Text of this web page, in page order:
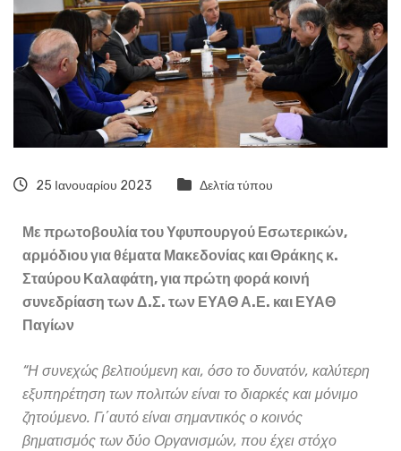
25 Ιανουαρίου 2023 Δελτία τύπου
Με πρωτοβουλία του Υφυπουργού Εσωτερικών,
αρμόδιου για θέματα Μακεδονίας και Θράκης κ.
Σταύρου Καλαφάτη, για πρώτη φορά κοινή
συνεδρίαση των Δ.Σ. των ΕΥΑΘ Α.Ε. και ΕΥΑΘ
Παγίων
“Η συνεχώς βελτιούμενη και, όσο το δυνατόν, καλύτερη
εξυπηρέτηση των πολιτών είναι το διαρκές και μόνιμο
ζητούμενο. Γι΄αυτό είναι σημαντικός ο κοινός
βηματισμός των δύο Οργανισμών, που έχει στόχο